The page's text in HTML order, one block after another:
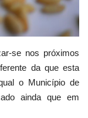
se nos próximos
da que esta
o Município de
ainda que em